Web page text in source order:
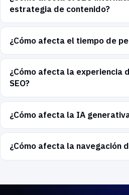
estrategia de contenido?
¿Cómo afecta el tiempo de
¿Cómo afecta la experiencia
SEO?
¿Cómo afecta la IA
¿Cómo afecta la navegación